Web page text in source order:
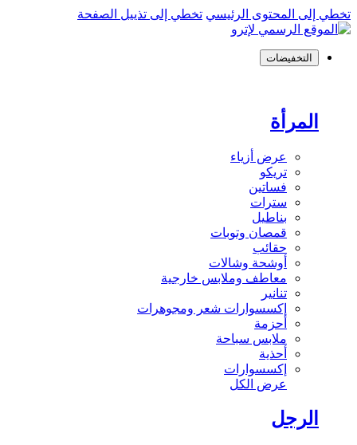
تخطي إلى المحتوى الرئيسي تخطي إلى تذييل الصفحة
التخفيضات
المرأة
عرض أزياء
تريكو
فساتين
سترات
بناطيل
قمصان وتوبات
حقائب
أوشحة وشالات
معاطف وملابس خارجية
تنانير
إكسسوارات شعر ومجوهرات
أحزمة
ملابس سباحة
أحذية
إكسسوارات
عرض الكل
الرجل